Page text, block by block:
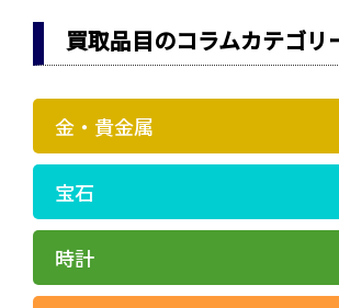
買取品目のコラムカテゴリ
金・貴金属
宝石
時計